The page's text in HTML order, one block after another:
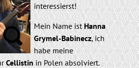
interessierst!
Mein Name istHanna
Grymel-Babinecz, ich
habe meine
Cellistinin Polen absolviert.